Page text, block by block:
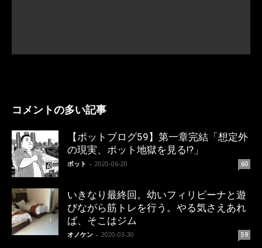
コメントの多い記事
【ポットブログ59】第一章完結「想定外
の現実、ポット地獄を見る!?」
ポット - 2020-06-20 60
いきなり最終回。幼いフィリピーナと遊
びながら筋トレを行う。やる気さえあれ
ば、そこはジム
オノケン - 2020-03-30 59